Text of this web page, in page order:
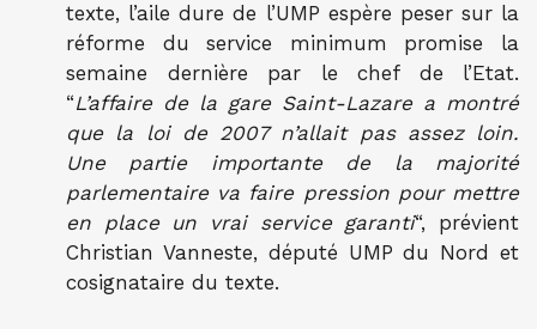
texte, l’aile dure de l’UMP espère peser sur la
réforme du service minimum promise la
semaine dernière par le chef de l’Etat.
“L’affaire de la gare Saint-Lazare a montré
que la loi de 2007 n’allait pas assez loin.
Une partie importante de la majorité
parlementaire va faire pression pour mettre
en place un vrai service garanti“, prévient
Christian Vanneste, député UMP du Nord et
cosignataire du texte.